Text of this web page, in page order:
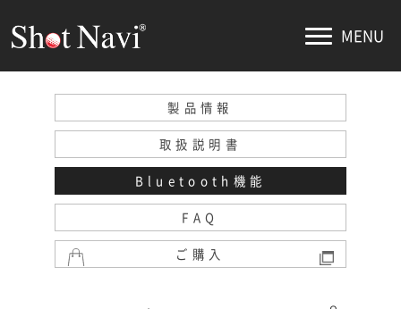
MENU
製品情報
取扱説明書
Bluetooth機能
FAQ
ご購入